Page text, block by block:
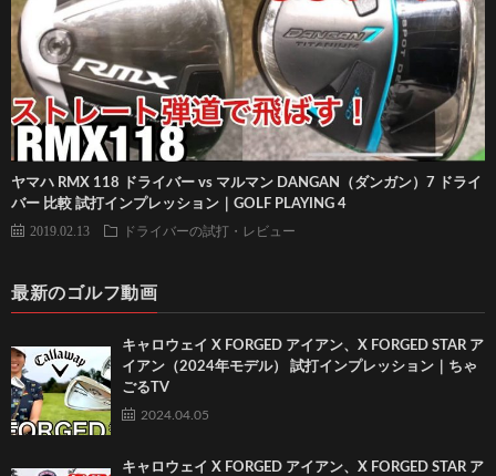
ヤマハ RMX 118 ドライバー vs マルマン DANGAN（ダンガン）7 ドライ
バー 比較 試打インプレッション｜GOLF PLAYING 4
2019.02.13 ドライバーの試打・レビュー
最新のゴルフ動画
キャロウェイ X FORGED アイアン、X FORGED STAR ア
イアン（2024年モデル） 試打インプレッション｜ちゃ
ごるTV
2024.04.05
キャロウェイ X FORGED アイアン、X FORGED STAR ア